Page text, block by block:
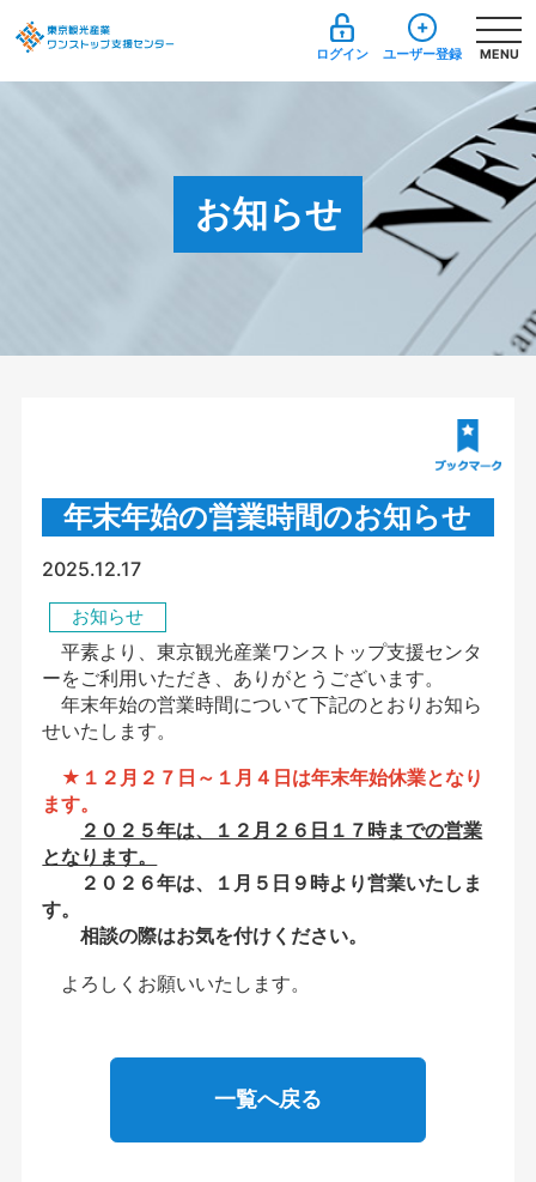
ログイン ユーザー登録 MENU
お知らせ
年末年始の営業時間のお知らせ
2025.12.17
お知らせ
平素より、東京観光産業ワンストップ支援センタ
ーをご利用いただき、ありがとうございます。
年末年始の営業時間について下記のとおりお知ら
せいたします。
★１２月２７日～１月４日は年末年始休業となり
ます。
２０２５年は、１２月２６日１７時までの営業
となります。
２０２６年は、１月５日９時より営業いたしま
す。
相談の際はお気を付けください。
よろしくお願いいたします。
一覧へ戻る